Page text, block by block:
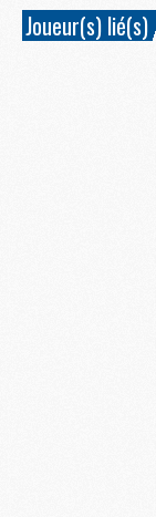
Joueur(s) lié(s)